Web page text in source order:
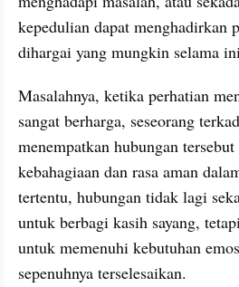
kepedulian dapat menghadirkan
dihargai yang mungkin selama
Masalahnya, ketika perhatian
sangat berharga, seseorang
menempatkan hubungan
kebahagiaan dan rasa aman
tertentu, hubungan tidak lagi
untuk berbagi kasih sayang,
untuk memenuhi kebutuhan
sepenuhnya terselesaikan.